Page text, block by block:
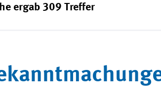
ergab 309 Treffer